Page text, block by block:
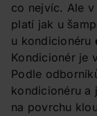
co nejvíc. Ale
platí jak u
u kondicionéru
Kondicionér je
Podle
kondicionéru a
na povrchu